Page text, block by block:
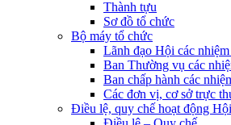
Thành tựu
Sơ đồ tổ chức
Bộ máy tổ chức
Lãnh đạo Hội các
Ban Thường vụ các
Ban chấp hành các
Các đơn vị, cơ sở trực
Điều lệ, quy chế hoạt động Hội